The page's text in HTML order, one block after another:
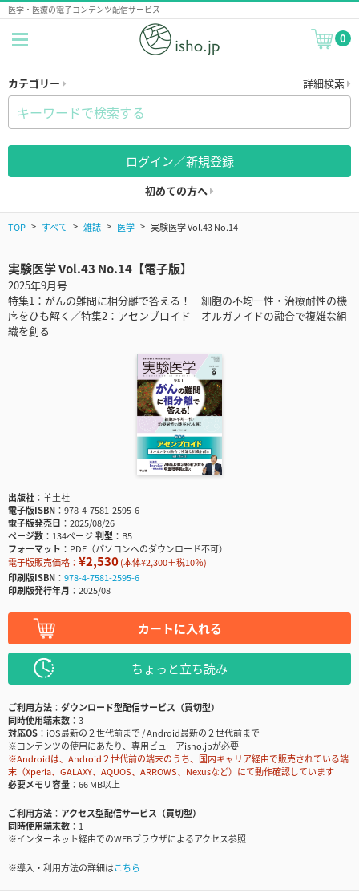
医学・医療の電子コンテンツ配信サービス
0
カテゴリー 詳細検索
ログイン／新規登録
初めての方へ
TOP すべて 雑誌 医学 実験医学 Vol.43 No.14
実験医学 Vol.43 No.14【電子版】
2025年9月号
特集1：がんの難問に相分離で答える！ 細胞の不均一性・治療耐性の機
序をひも解く／特集2：アセンブロイド オルガノイドの融合で複雑な組
織を創る
出版社
羊土社
電子版ISBN
978-4-7581-2595-6
電子版発売日
2025/08/26
ページ数
134ページ判型
B5
フォーマット
PDF（パソコンへのダウンロード不可）
電子版販売価格： ¥2,530(本体¥2,300＋税10％)
印刷版ISBN
978-4-7581-2595-6
印刷版発行年月
2025/08
カートに入れる
ちょっと立ち読み
ご利用方法
ダウンロード型配信サービス（買切型）
同時使用端末数
3
対応OS
iOS最新の２世代前まで / Android最新の２世代前まで
※コンテンツの使用にあたり、専用ビューアisho.jpが必要
※Androidは、Android２世代前の端末のうち、国内キャリア経由で販売されている端
末（Xperia、GALAXY、AQUOS、ARROWS、Nexusなど）にて動作確認しています
必要メモリ容量
66 MB以上
ご利用方法
アクセス型配信サービス（買切型）
同時使用端末数
1
※インターネット経由でのWEBブラウザによるアクセス参照
※導入・利用方法の詳細はこちら